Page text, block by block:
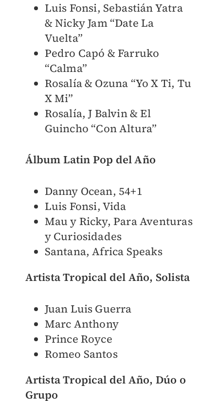
Luis Fonsi, Sebastián Yatra
& Nicky Jam “Date La
Vuelta”
Pedro Capó & Farruko
“Calma”
Rosalía & Ozuna “Yo X Ti, Tu
X Mi”
Rosalía, J Balvin & El
Guincho “Con Altura”
Álbum Latin Pop del Año
Danny Ocean, 54+1
Luis Fonsi, Vida
Mau y Ricky, Para Aventuras
y Curiosidades
Santana, Africa Speaks
Artista Tropical del Año, Solista
Juan Luis Guerra
Marc Anthony
Prince Royce
Romeo Santos
Artista Tropical del Año, Dúo o
Grupo